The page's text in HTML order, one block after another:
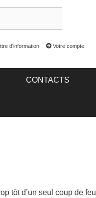
d'information Votre compte
CONTACTS
tôt d’un seul coup de feu